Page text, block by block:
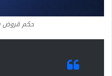
حكم قروض